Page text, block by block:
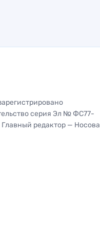
серия Эл № ФС77-
Главный редактор — Носова